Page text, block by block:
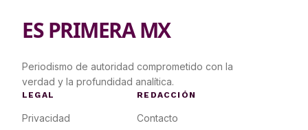
ES PRIMERA MX
Periodismo de autoridad comprometido con la
verdad y la profundidad analítica.
LEGAL
Privacidad
REDACCIÓN
Contacto